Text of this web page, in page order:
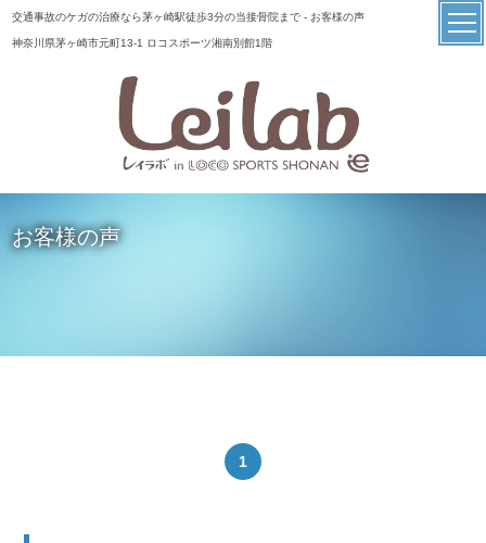
交通事故のケガの治療なら茅ヶ崎駅徒歩3分の当接骨院まで - お客様の声
神奈川県茅ヶ崎市元町13-1 ロコスポーツ湘南別館1階
お客様の声
1